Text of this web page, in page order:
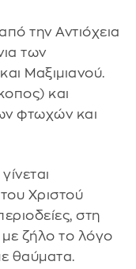
την Αντιόχεια
των
Μαξιμιανού.
και
φτωχών και
Χριστού
στη
με ζήλο το λόγο
θαύματα.